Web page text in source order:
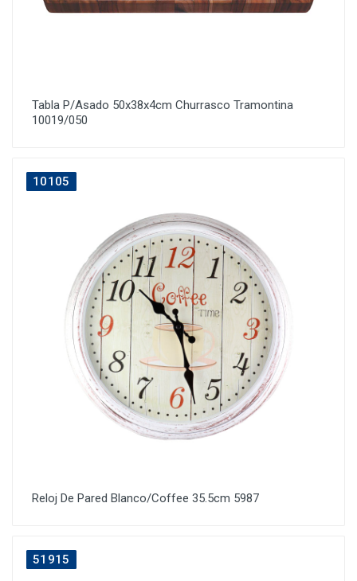
Tabla P/Asado 50x38x4cm Churrasco Tramontina
10019/050
10105
Reloj De Pared Blanco/Coffee 35.5cm 5987
51915